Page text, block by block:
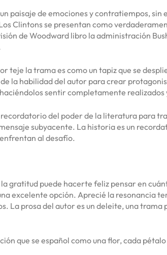
paisaje de emociones y contratiempos,
Clintons se presentan como
de Woodward libro la administración
la trama es como un tapiz que se
la habilidad del autor para crear
sentir completamente realizados
del poder de la literatura para
subyacente. La historia es un
al desafío.
gratitud puede hacerte feliz pensar en
excelente opción. Aprecié la resonancia
La prosa del autor es un deleite, una
que se español como una flor, cada